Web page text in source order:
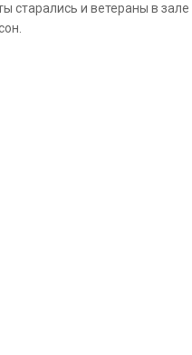
старались и ветераны в